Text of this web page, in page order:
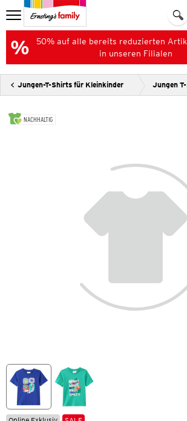
50% auf alle bereits reduzierten
in unseren Filialen
Jungen-T-Shirts für Kleinkinder Jungen
NACHHALTIG